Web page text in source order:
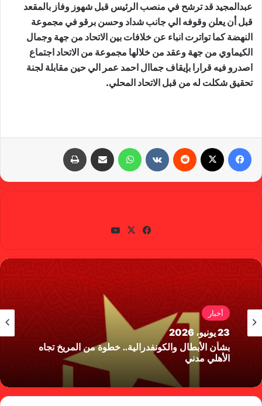
عبدالمجيد قد ترشح في منصب الرئيس قبل شهوز وفاز بالمقعد
قبل أن يعلن وقوفه الي جانب شداد وحسن برقو في مجموعة
النهضة كما تواترت انباء عن خلافات بين الاتحاد من جهة وجمال
الكيماوي من جهة وعقد من خلالها مجموعة من الاتحاد اجتماع
اصدرو فيه قرارا بإيقاف جماال احمد عمر الي حين مقابلة لجنة
تحقيق شكلت له من قبل الاتحاد المحلي.
واتساب
في
وك
X
أخبار
23 يونيو، 2026
بشأن الأبطال والكونفدرالية.. خطوة من المريخ تجاه
الأهلي مدني